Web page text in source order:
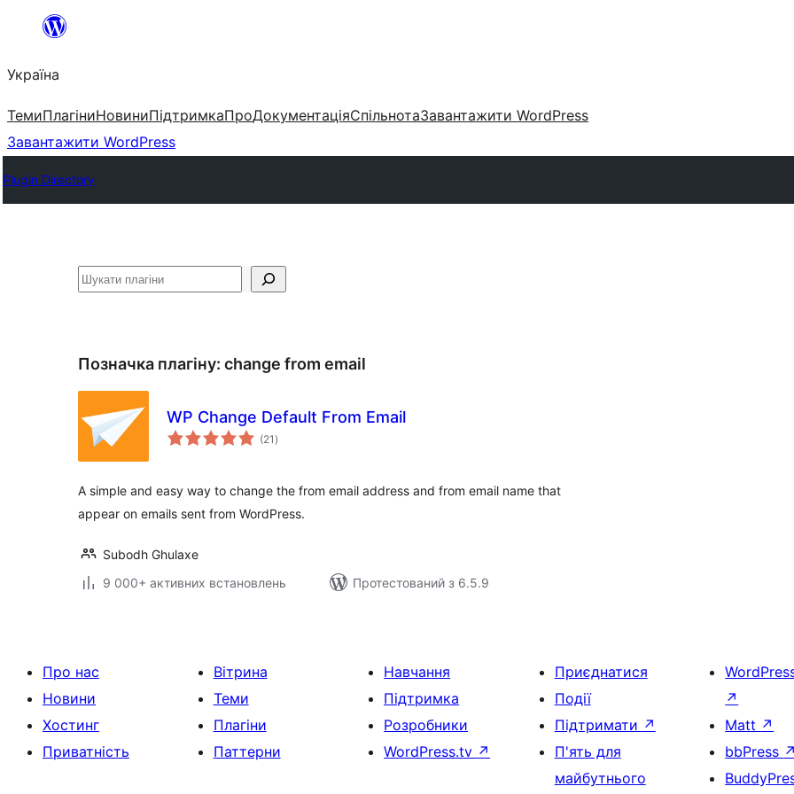
Перейти
вмісту
Україна
ТемиПлагіниНовиниПідтримкаПроДокументаціяСпільнотаЗавантажити WordPress
Завантажити WordPress
Plugin Directory
Пошук
Позначка плагіну: change from email
WP Change Default From Email
(21 загальний
рейтинг
)
A simple and easy way to change the from email address and from email name that
appear on emails sent from WordPress.
Subodh Ghulaxe
9 000+ активних встановлень
Протестований з 6.5.9
Про нас
Новини
Хостинг
Приватність
Вітрина
Теми
Плагіни
Паттерни
Навчання
Підтримка
Розробники
WordPress.tv ↗
Приєднатися
Події
Підтримати ↗
П'ять для
майбутнього
↗
Matt ↗
bbPress ↗